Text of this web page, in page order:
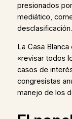
presionados
mediático,
desclasificación.
La Casa
«revisar todos
casos de
congresistas
manejo de los